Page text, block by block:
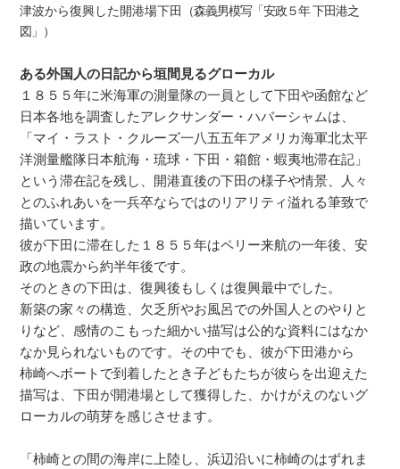
津波から復興した開港場下田 （森義男模写「安政５年 下田港之
図」 ）
ある外国人の日記から垣間見るグローカル
１８５５年に米海軍の測量隊の一員として下田や函館など
日本各地を調査したアレクサンダー・ハバーシャムは、
「マイ・ラスト・クルーズ一八五五年アメリカ海軍北太平
洋測量艦隊日本航海・琉球・下田・箱館・蝦夷地滞在記」
という滞在記を残し、開港直後の下田の様子や情景、人々
とのふれあいを一兵卒ならではのリアリティ溢れる筆致で
描いています。
彼が下田に滞在した１８５５年はペリー来航の一年後、安
政の地震から約半年後です。
そのときの下田は、復興後もしくは復興最中でした。
新築の家々の構造、欠乏所やお風呂での外国人とのやりと
りなど、感情のこもった細かい描写は公的な資料にはなか
なか見られないものです。その中でも、彼が下田港から
柿崎へボートで到着したとき子どもたちが彼らを出迎えた
描写は、下田が開港場として獲得した、かけがえのないグ
ローカルの萌芽を感じさせます。
「柿崎との間の海岸に上陸し、浜辺沿いに柿崎のはずれま